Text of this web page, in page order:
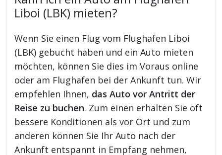
Liboi (LBK) mieten?
Wenn Sie einen Flug vom Flughafen Liboi
(LBK) gebucht haben und ein Auto mieten
möchten, können Sie dies im Voraus online
oder am Flughafen bei der Ankunft tun. Wir
empfehlen Ihnen, das Auto vor Antritt der
Reise zu buchen. Zum einen erhalten Sie oft
bessere Konditionen als vor Ort und zum
anderen können Sie Ihr Auto nach der
Ankunft entspannt in Empfang nehmen,